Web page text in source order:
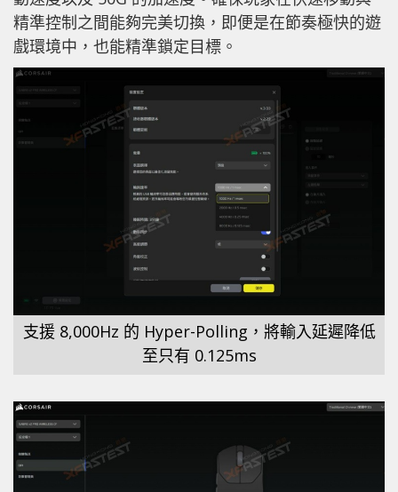
精準控制之間能夠完美切換，即便是在節奏極快的遊
戲環境中，也能精準鎖定目標。
支援 8,000Hz 的 Hyper-Polling，將輸入延遲降低
至只有 0.125ms